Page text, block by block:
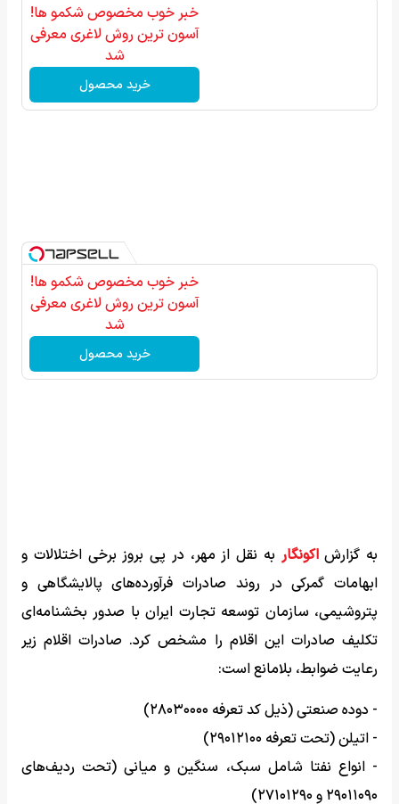
خبر خوب مخصوص شکمو ها!
آسون ترین روش لاغری معرفی
شد
خرید محصول
خبر خوب مخصوص شکمو ها!
آسون ترین روش لاغری معرفی
شد
خرید محصول
به گزارشاکونگار به نقل از مهر، در پی بروز برخی اختلالات و
ابهامات گمرکی در روند صادرات فرآورده‌های پالایشگاهی و
پتروشیمی، سازمان توسعه تجارت ایران با صدور بخشنامه‌ای
تکلیف صادرات این اقلام را مشخص کرد. صادرات اقلام زیر
رعایت ضوابط، بلامانع است:
- دوده صنعتی (ذیل کد تعرفه ۲۸۰۳۰۰۰۰)
- اتیلن (تحت تعرفه ۲۹۰۱۲۱۰۰)
- انواع نفتا شامل سبک، سنگین و میانی (تحت ردیف‌های
۲۹۰۱۱۰۹۰ و ۲۷۱۰۱۲۹۰)